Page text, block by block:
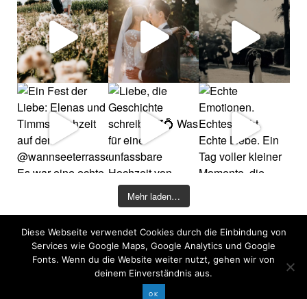
Mehr laden…
©2026 COPYRIGHT DAVID KOHLRUSS
Diese Webseite verwendet Cookies durch die Einbindung von
Services wie Google Maps, Google Analytics und Google
Fonts. Wenn du die Website weiter nutzt, gehen wir von
deinem Einverständnis aus.
OK